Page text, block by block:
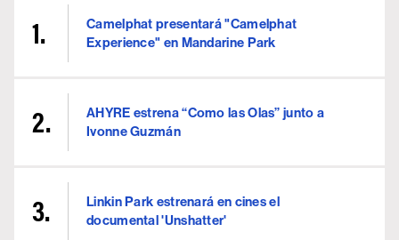
Camelphat presentará "Camelphat
Experience" en Mandarine Park
AHYRE estrena “Como las Olas” junto a
Ivonne Guzmán
Linkin Park estrenará en cines el
documental 'Unshatter'